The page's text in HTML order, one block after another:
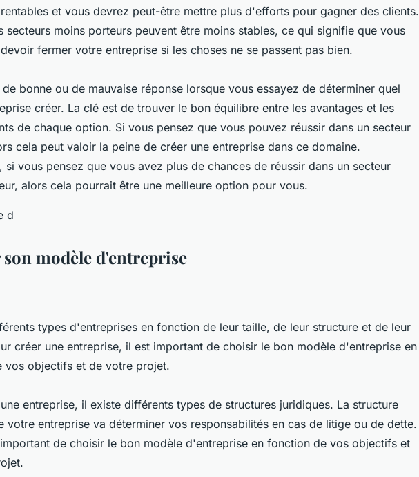
et vous devrez peut-être mettre plus d'efforts pour gagner des clients.
secteurs moins porteurs peuvent être moins stables, ce qui signifie que vous
fermer votre entreprise si les choses ne se passent pas bien.
bonne ou de mauvaise réponse lorsque vous essayez de déterminer quel
créer. La clé est de trouver le bon équilibre entre les avantages et les
de chaque option. Si vous pensez que vous pouvez réussir dans un secteur
cela peut valoir la peine de créer une entreprise dans ce domaine.
si vous pensez que vous avez plus de chances de réussir dans un secteur
alors cela pourrait être une meilleure option pour vous.
modèle d'entreprise
types d'entreprises en fonction de leur taille, de leur structure et de leur
créer une entreprise, il est important de choisir le bon modèle d'entreprise en
vos objectifs et de votre projet.
entreprise, il existe différents types de structures juridiques. La structure
votre entreprise va déterminer vos responsabilités en cas de litige ou de dette.
de choisir le bon modèle d'entreprise en fonction de vos objectifs et